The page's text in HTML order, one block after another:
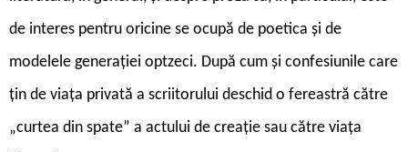
de interes pentru oricine se ocupă de poetica și de
modelele generației optzeci. După cum și confesiunile care
țin de viața privată a scriitorului deschid o fereastră către
„curtea din spate” a actului de creație sau către viața